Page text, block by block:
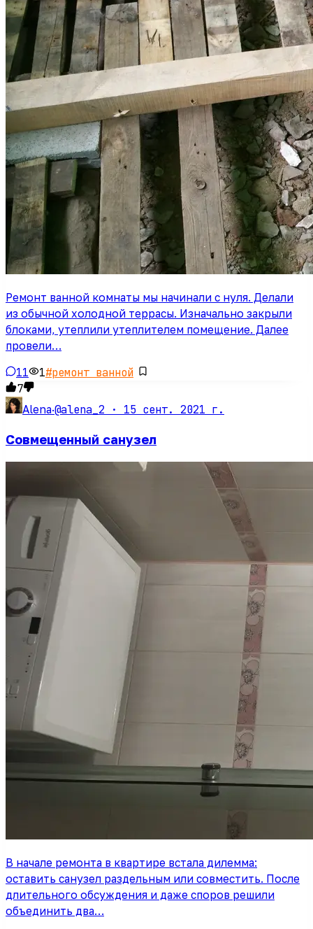
Ремонт ванной комнаты мы начинали с нуля. Делали
из обычной холодной террасы. Изначально закрыли
блоками, утеплили утеплителем помещение. Далее
провели…
11 1#ремонт ванной
7
Alena·@alena_2 · 15 сент. 2021 г.
Совмещенный санузел
В начале ремонта в квартире встала дилемма:
оставить санузел раздельным или совместить. После
длительного обсуждения и даже споров решили
объединить два…